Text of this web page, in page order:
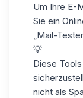
Um Ihre E-
Sie ein
„Mail-
💡
Diese
nicht als